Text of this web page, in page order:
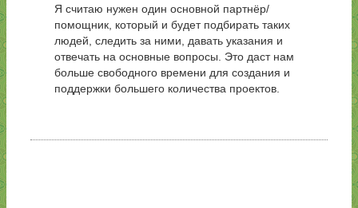
Я считаю нужен один основной партнёр/
помощник, который и будет подбирать таких
людей, следить за ними, давать указания и
отвечать на основные вопросы. Это даст нам
больше свободного времени для создания и
поддержки большего количества проектов.